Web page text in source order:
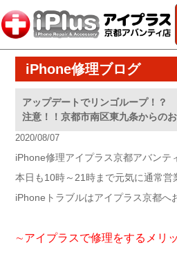
iPhone修理ブログ
アップデートでリンゴループ！？
注意！！京都市南区東九条からのお
2020/08/07
iPhone修理アイプラス京都アバンテ
本日も10時～21時まで元気に通常営
iPhoneトラブルはアイプラス京都へ
∼アイプラスで修理をするメリ